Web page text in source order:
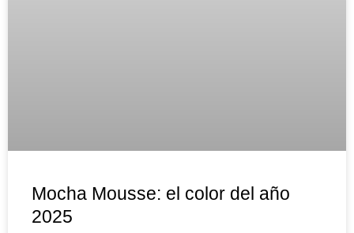
Mocha Mousse: el color del año
2025